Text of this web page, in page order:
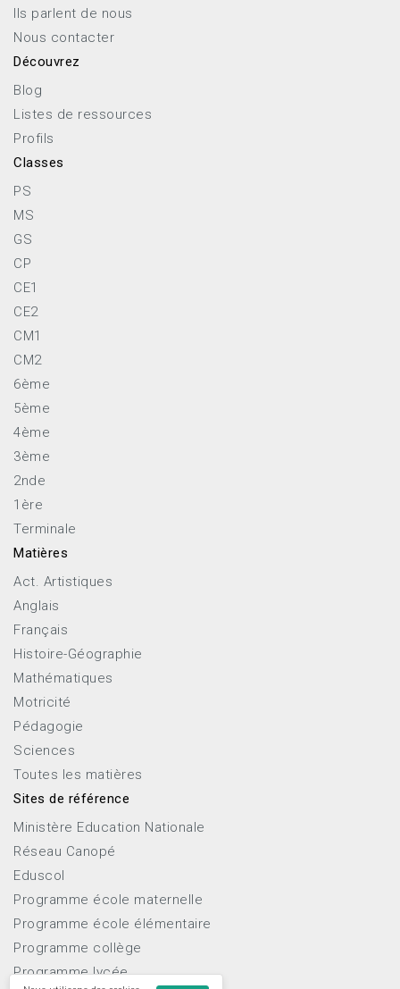
Ils parlent de nous
Nous contacter
Découvrez
Blog
Listes de ressources
Profils
Classes
PS
MS
GS
CP
CE1
CE2
CM1
CM2
6ème
5ème
4ème
3ème
2nde
1ère
Terminale
Matières
Act. Artistiques
Anglais
Français
Histoire-Géographie
Mathématiques
Motricité
Pédagogie
Sciences
Toutes les matières
Sites de référence
Ministère Education Nationale
Réseau Canopé
Eduscol
Programme école maternelle
Programme école élémentaire
Programme collège
Programme lycée